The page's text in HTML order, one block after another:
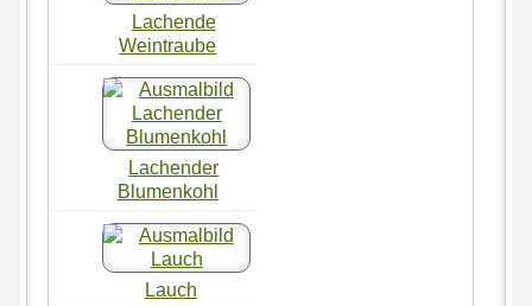
Lachende
Weintraube
Lachender
Blumenkohl
Lauch